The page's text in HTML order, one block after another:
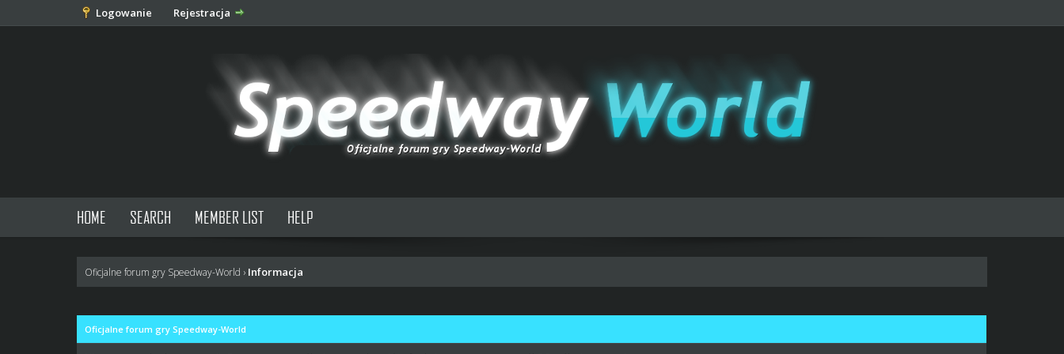
Logowanie Rejestracja
HOME SEARCH MEMBER LIST HELP
Oficjalne forum gry Speedway-World › Informacja
Oficjalne forum gry Speedway-World